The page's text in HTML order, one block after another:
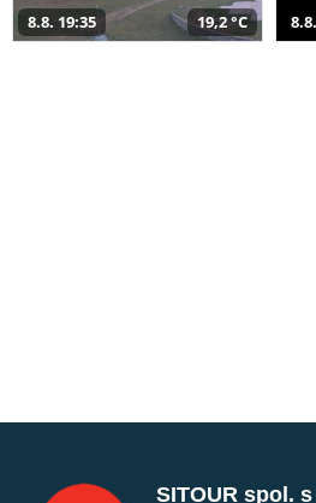
8.8. 19:35 19,2 °C
SITOUR spol. s